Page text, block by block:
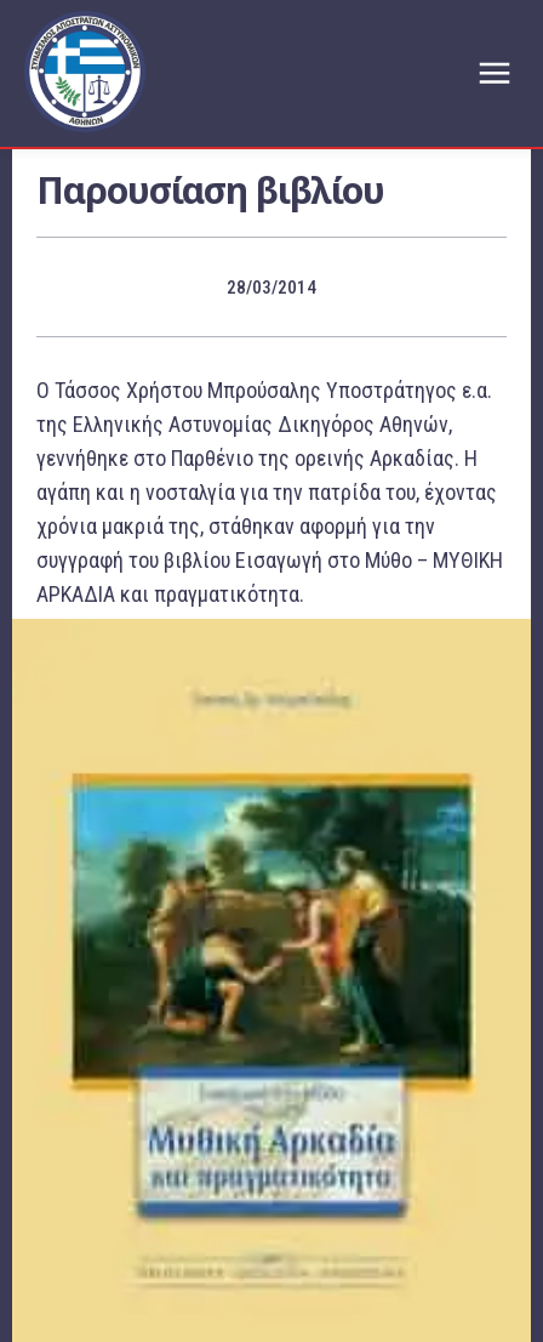
Παρουσίαση βιβλίου
28/03/2014
Ο Τάσσος Χρήστου Μπρούσαλης Υποστράτηγος ε.α.
της Ελληνικής Αστυνομίας Δικηγόρος Αθηνών,
γεννήθηκε στο Παρθένιο της ορεινής Αρκαδίας. Η
αγάπη και η νοσταλγία για την πατρίδα του, έχοντας
χρόνια μακριά της, στάθηκαν αφορμή για την
συγγραφή του βιβλίου Εισαγωγή στο Μύθο – ΜΥΘΙΚΗ
ΑΡΚΑΔΙΑ και πραγματικότητα.